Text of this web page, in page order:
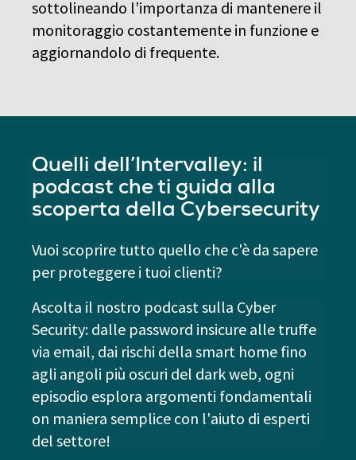
sottolineando l’importanza di mantenere il
monitoraggio costantemente in funzione e
aggiornandolo di frequente.
Quelli dell’Intervalley: il
podcast che ti guida alla
scoperta della Cybersecurity
Vuoi scoprire tutto quello che c'è da sapere
per proteggere i tuoi clienti?
Ascolta il nostro podcast sulla Cyber
Security: dalle password insicure alle truffe
via email, dai rischi della smart home fino
agli angoli più oscuri del dark web, ogni
episodio esplora argomenti fondamentali
on maniera semplice con l'aiuto di esperti
del settore!